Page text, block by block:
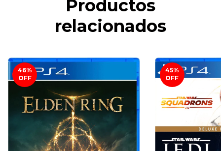
Productos
relacionados
46%
OFF
45%
OFF